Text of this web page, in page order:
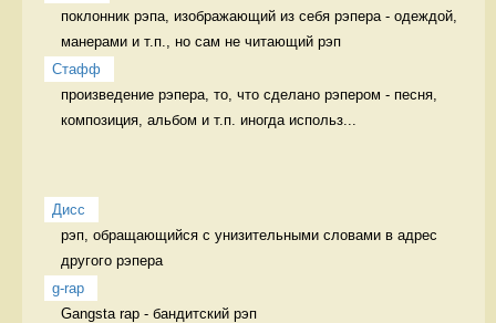
поклонник рэпа, изображающий из себя рэпера - одеждой,
манерами и т.п., но сам не читающий рэп
Стафф
произведение рэпера, то, что сделано рэпером - песня,
композиция, альбом и т.п. иногда использ...
Дисс
рэп, обращающийся с унизительными словами в адрес
другого рэпера
g-rap
Gangsta rap - бандитский рэп